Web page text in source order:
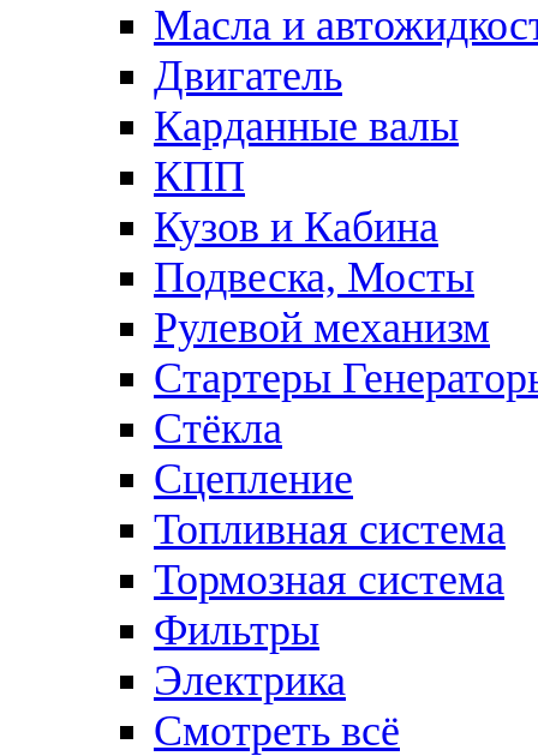
Масла и
Двигатель
Карданные валы
КПП
Кузов и Кабина
Подвеска, Мосты
Рулевой механизм
Стартеры
Стёкла
Сцепление
Топливная система
Тормозная система
Фильтры
Электрика
Смотреть всё